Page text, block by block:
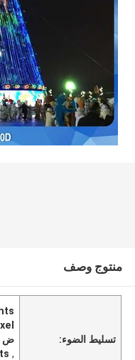
منتوج وصف
تسليط الضوء:
ض
,